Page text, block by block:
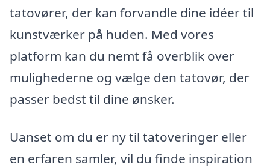
tatovører, der kan forvandle dine idéer til
kunstværker på huden. Med vores
platform kan du nemt få overblik over
mulighederne og vælge den tatovør, der
passer bedst til dine ønsker.
Uanset om du er ny til tatoveringer eller
en erfaren samler, vil du finde inspiration